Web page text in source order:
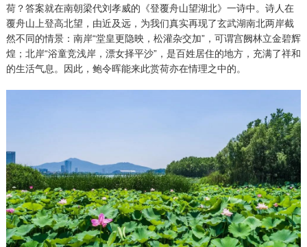
荷？答案就在南朝梁代刘孝威的《登覆舟山望湖北》一诗中。诗人在
覆舟山上登高北望，由近及远，为我们真实再现了玄武湖南北两岸截
然不同的情景：南岸“堂皇更隐映，松灌杂交加”，可谓宫阙林立金碧辉
煌；北岸“浴童竞浅岸，漂女择平沙”，是百姓居住的地方，充满了祥和
的生活气息。因此，鲍令晖能来此赏荷亦在情理之中的。